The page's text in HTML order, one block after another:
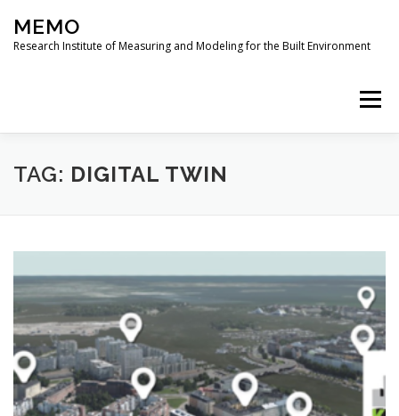
content
MEMO
Research Institute of Measuring and Modeling for the Built Environment
Menu
PROJECTS PUBLICATIONS
TAG: DIGITAL TWIN